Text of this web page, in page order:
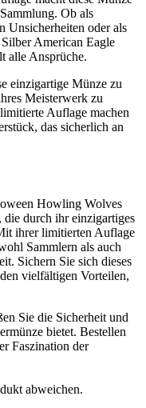
Ob als
Unsicherheiten oder als
American Eagle
alle Ansprüche.
einzigartige Münze zu
Meisterwerk zu
Auflage machen
das sicherlich an
Howling Wolves
durch ihr einzigartiges
ihrer limitierten Auflage
Sammlern als auch
Sichern Sie sich dieses
vielfältigen Vorteilen,
Sie die Sicherheit und
bietet. Bestellen
Faszination der
abweichen.